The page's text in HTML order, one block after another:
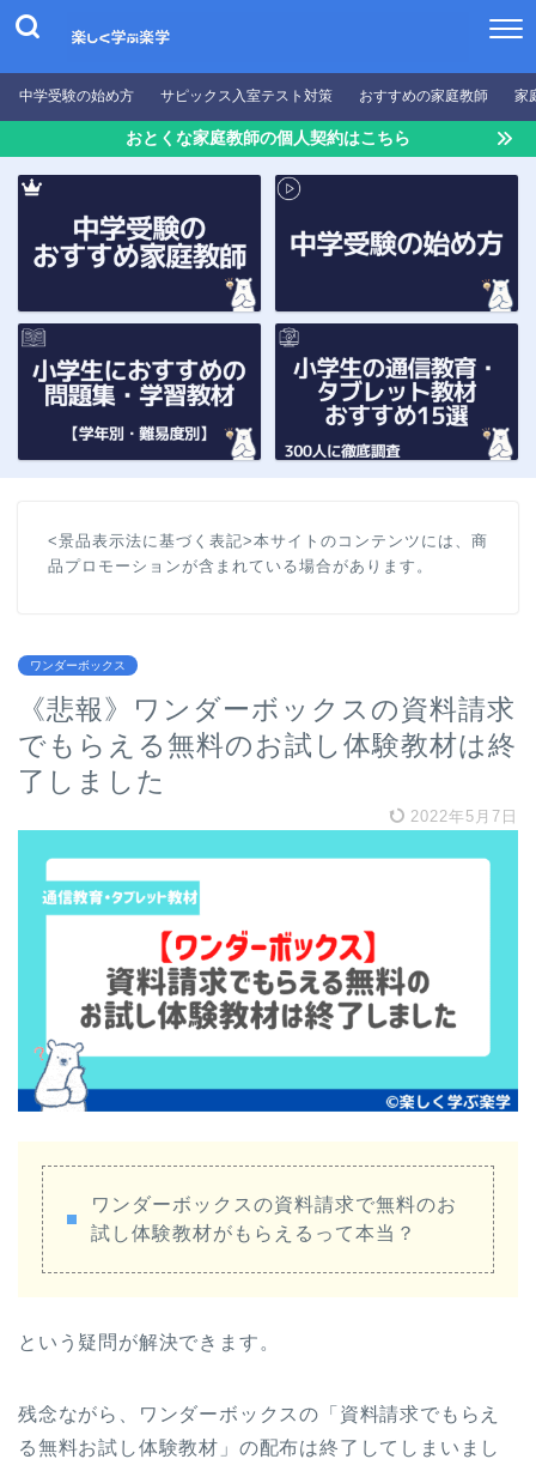
中学受験の始め方 サピックス入室テスト対策 おすすめの家庭教師 家
おとくな家庭教師の個人契約はこちら
<景品表示法に基づく表記>本サイトのコンテンツには、商
品プロモーションが含まれている場合があります。
ワンダーボックス
《悲報》ワンダーボックスの資料請求
でもらえる無料のお試し体験教材は終
了しました
2022年5月7日
ワンダーボックスの資料請求で無料のお
試し体験教材がもらえるって本当？
という疑問が解決できます。
残念ながら、ワンダーボックスの「資料請求でもらえ
る無料お試し体験教材」の配布は終了してしまいまし